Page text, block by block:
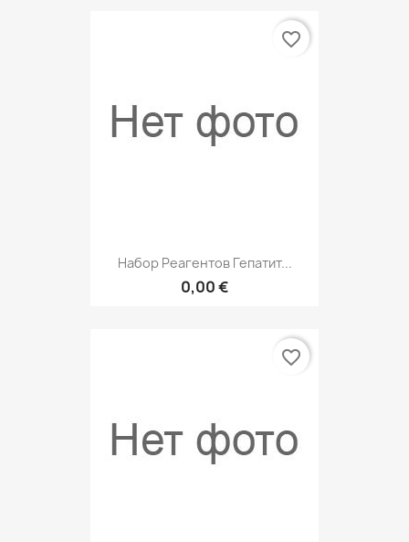
Набор Реагентов Гепатит...
0,00 €
favorite_border
favorite_border